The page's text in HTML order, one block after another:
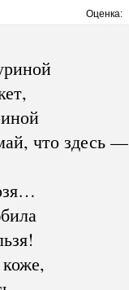
Оценка:
что здесь —